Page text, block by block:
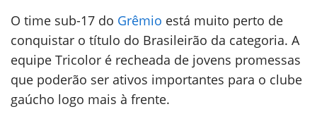
O time sub-17 do Grêmio está muito perto de
conquistar o título do Brasileirão da categoria. A
equipe Tricolor é recheada de jovens promessas
que poderão ser ativos importantes para o clube
gaúcho logo mais à frente.